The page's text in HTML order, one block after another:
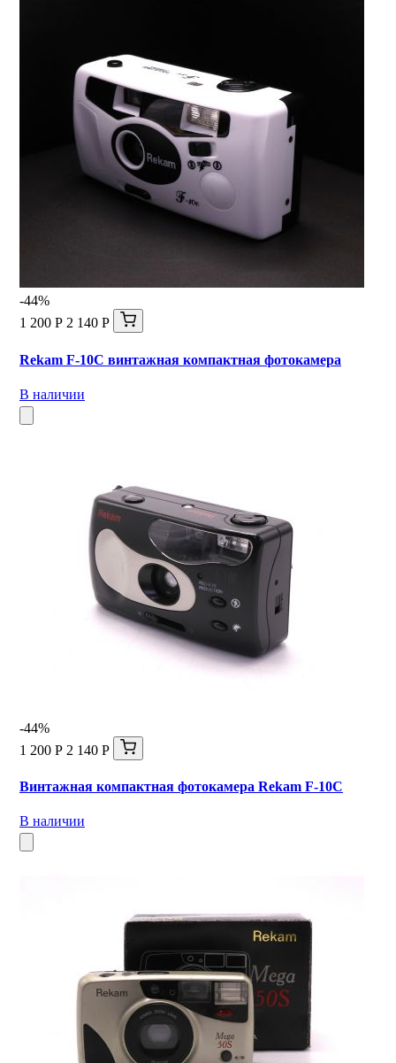
-44%
1 200 Р 2 140 Р
Rekam F-10C винтажная компактная фотокамера
В наличии
-44%
1 200 Р 2 140 Р
Винтажная компактная фотокамера Rekam F-10C
В наличии